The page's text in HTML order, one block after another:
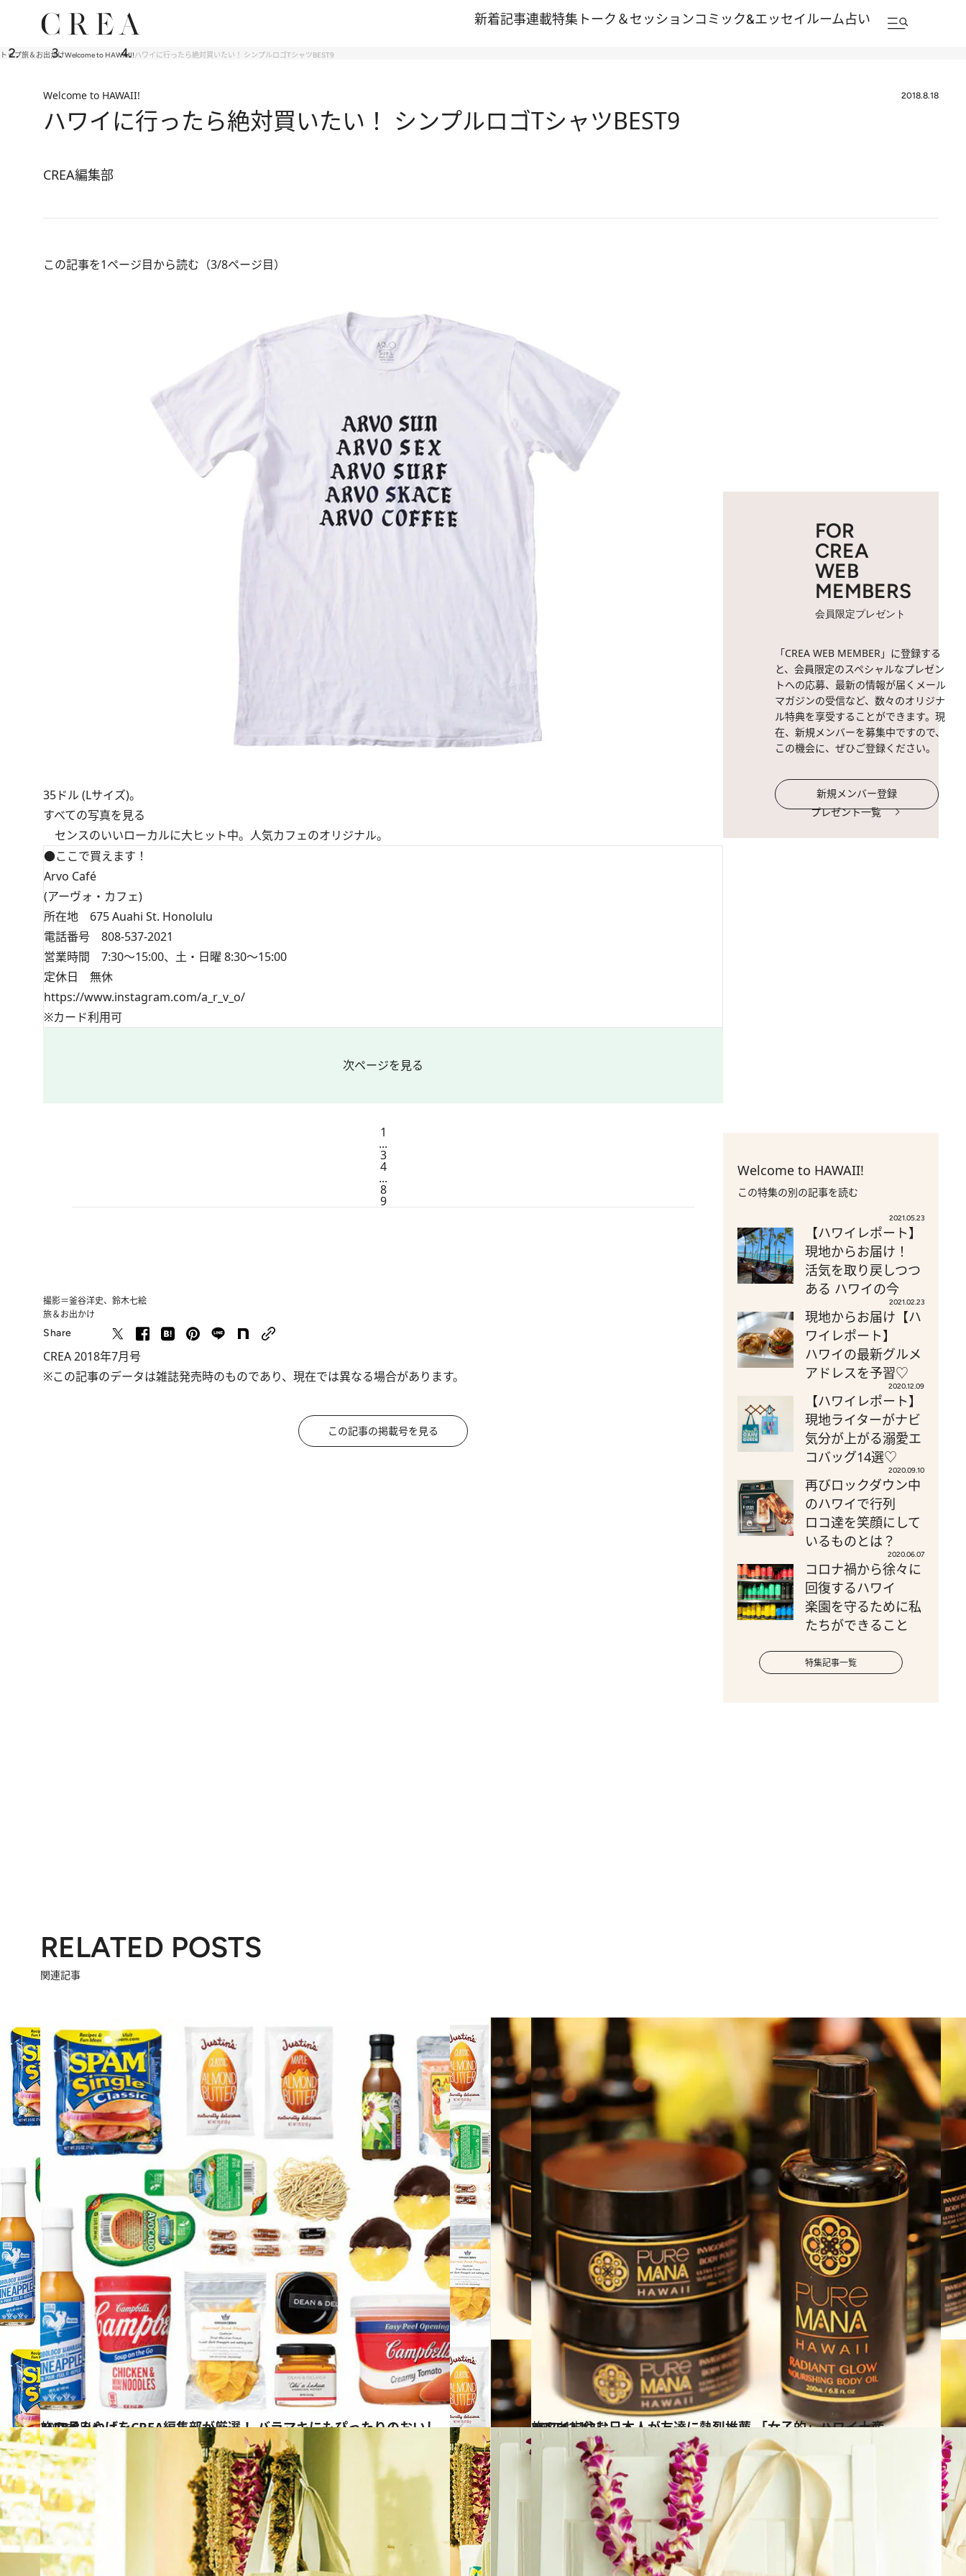
新着記事連載特集 トーク＆セッションコミック&エッセイルーム占い
トップ旅＆お出かけWelcome to HAWAII!ハワイに行ったら絶対買いたい！ シンプルロゴTシャツBEST9
Welcome to HAWAII! 2018.8.18
ハワイに行ったら絶対買いたい！ シンプルロゴTシャツBEST9
CREA編集部
この記事を1ページ目から読む（3/8ページ目）
35ドル (Lサイズ)。
すべての写真を見る
センスのいいローカルに大ヒット中。人気カフェのオリジナル。
●ここで買えます！
Arvo Café
(アーヴォ・カフェ)
所在地 675 Auahi St. Honolulu
電話番号 808-537-2021
営業時間 7:30～15:00、土・日曜 8:30～15:00
定休日 無休
https://www.instagram.com/a_r_v_o/
※カード利用可
次ページを見る
1
...
3
4
...
8
9
撮影＝釜谷洋史、鈴木七絵
旅＆お出かけ
Share
CREA 2018年7月号
※この記事のデータは雑誌発売時のものであり、現在では異なる場合があります。
この記事の掲載号を見る
FOR
CREA
WEB
MEMBERS
会員限定プレゼント
「CREA WEB MEMBER」に登録する
と、会員限定のスペシャルなプレゼン
トへの応募、最新の情報が届くメール
マガジンの受信など、数々のオリジナ
ル特典を享受することができます。現
在、新規メンバーを募集中ですので、
この機会に、ぜひご登録ください。
新規メンバー登録
プレゼント一覧
Welcome to HAWAII!
この特集の別の記事を読む
2021.05.23
【ハワイレポート】
現地からお届け！
活気を取り戻しつつ
ある ハワイの今
2021.02.23
現地からお届け【ハ
ワイレポート】
ハワイの最新グルメ
アドレスを予習♡
2020.12.09
【ハワイレポート】
現地ライターがナビ
気分が上がる溺愛エ
コバッグ14選♡
2020.09.10
再びロックダウン中
のハワイで行列
ロコ達を笑顔にして
いるものとは？
2020.06.07
コロナ禍から徐々に
回復するハワイ
楽園を守るために私
たちができること
特集記事一覧
RELATED POSTS
関連記事
2018.8.9
ハワイみやげをCREA編集部が厳選！ バラマキにもぴったりのおいしい28品
旅＆お出かけ 2017.11.13
ハワイに住む日本人が友達に熱烈推薦 「女子的」ハワイ土産BEST12！
旅＆お出かけ